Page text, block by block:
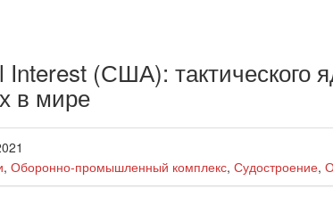
Interest (США): тактического
в мире
, Оборонно-промышленный комплекс, Судостроение,